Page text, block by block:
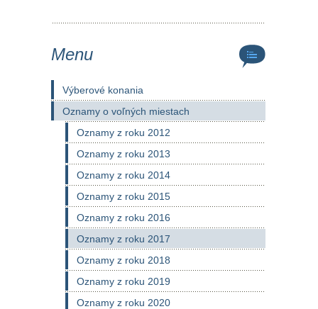
Menu
Výberové konania
Oznamy o voľných miestach
Oznamy z roku 2012
Oznamy z roku 2013
Oznamy z roku 2014
Oznamy z roku 2015
Oznamy z roku 2016
Oznamy z roku 2017
Oznamy z roku 2018
Oznamy z roku 2019
Oznamy z roku 2020